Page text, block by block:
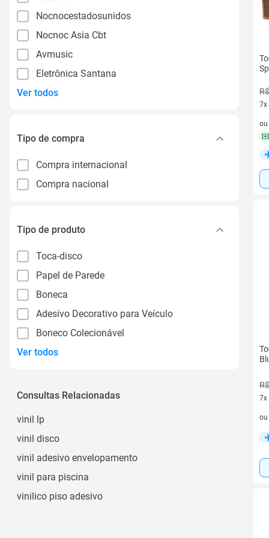
Nocnocestadosunidos
Nocnoc Asia Cbt
Avmusic
Eletrônica Santana
Ver todos
Tipo de compra
Compra internacional
Compra nacional
Tipo de produto
Toca-disco
Papel de Parede
Boneca
Adesivo Decorativo para Veículo
Boneco Colecionável
Ver todos
Consultas Relacionadas
vinil lp
vinil disco
vinil adesivo envelopamento
vinil para piscina
vinilico piso adesivo
7x
7
ou
7x
7
ou